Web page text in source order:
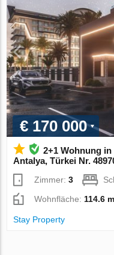
€ 170 000
2+1 Wohnung in
Antalya, Türkei Nr.
Zimmer:3
Wohnfläche: 114.6
Stay Property